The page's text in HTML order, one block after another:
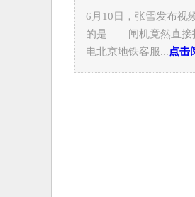
6月10日，张雪发布视
的是——闸机竟然直接
电北京地铁客服...点击